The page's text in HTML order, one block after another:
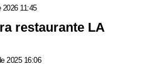
2026 11:45
restaurante LA
2025 16:06